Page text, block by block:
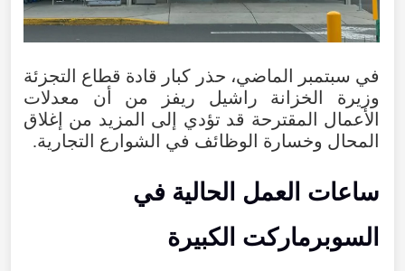
في سبتمبر الماضي، حذر كبار قادة قطاع التجزئة
وزيرة الخزانة راشيل ريفز من أن معدلات
الأعمال المقترحة قد تؤدي إلى المزيد من إغلاق
المحال وخسارة الوظائف في الشوارع التجارية.
ساعات العمل الحالية في
السوبرماركت الكبيرة